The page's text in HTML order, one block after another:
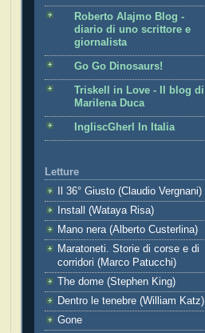
Roberto Alajmo Blog -
diario di uno scrittore e
giornalista
Go Go Dinosaurs!
Triskell in Love - Il blog di
Marilena Duca
IngliscGherl In Italia
Letture
Il 36° Giusto (Claudio Vergnani)
Install (Wataya Risa)
Mano nera (Alberto Custerlina)
Maratoneti. Storie di corse e di
corridori (Marco Patucchi)
The dome (Stephen King)
Dentro le tenebre (William Katz)
Gone